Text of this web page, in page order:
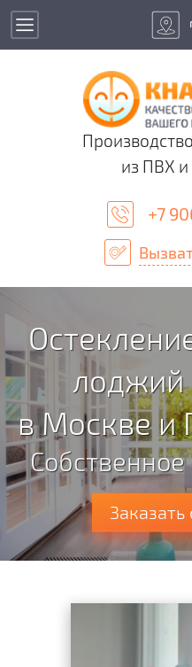
из ПВХ
+7
лоджий
в Москве и
Заказать